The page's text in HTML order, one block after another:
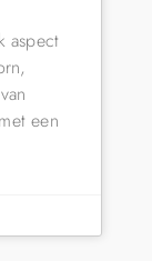
aspect
een